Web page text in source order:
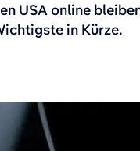
USA online
in Kürze.